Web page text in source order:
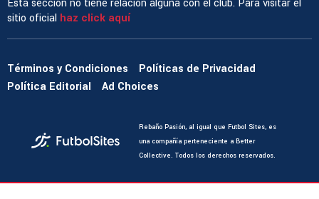
Esta sección no tiene relación alguna con el club. Para visitar el
sitio oficial haz click aquí
Términos y Condiciones
Políticas de Privacidad
Política Editorial
Ad Choices
Rebaño Pasión, al igual que Futbol Sites, es
una compañía perteneciente a Better
Collective. Todos los derechos reservados.